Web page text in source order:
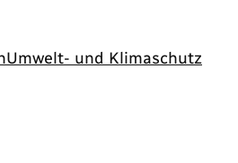
Umwelt- und Klimaschutz